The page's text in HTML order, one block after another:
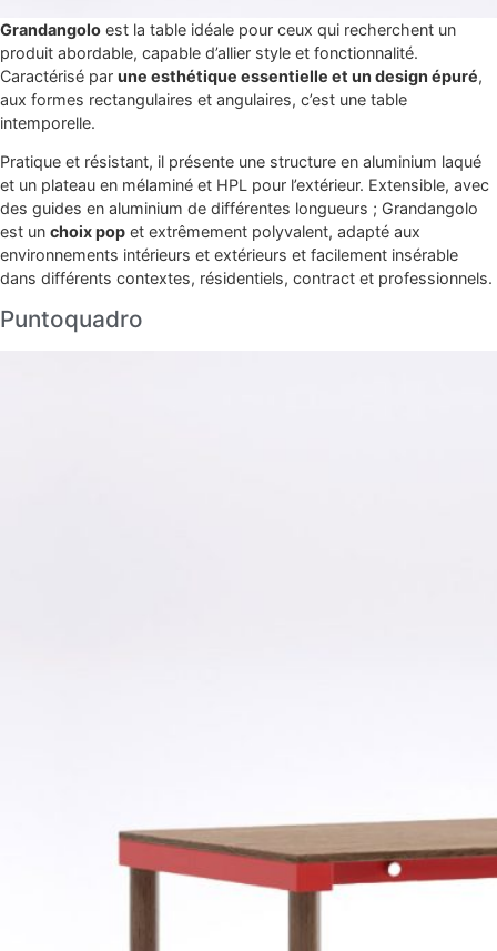
Grandangolo est la table idéale pour ceux qui recherchent un
produit abordable, capable d’allier style et fonctionnalité.
Caractérisé par une esthétique essentielle et un design épuré,
aux formes rectangulaires et angulaires, c’est une table
intemporelle.
Pratique et résistant, il présente une structure en aluminium laqué
et un plateau en mélaminé et HPL pour l’extérieur. Extensible, avec
des guides en aluminium de différentes longueurs ; Grandangolo
est un choix pop et extrêmement polyvalent, adapté aux
environnements intérieurs et extérieurs et facilement insérable
dans différents contextes, résidentiels, contract et professionnels.
Puntoquadro